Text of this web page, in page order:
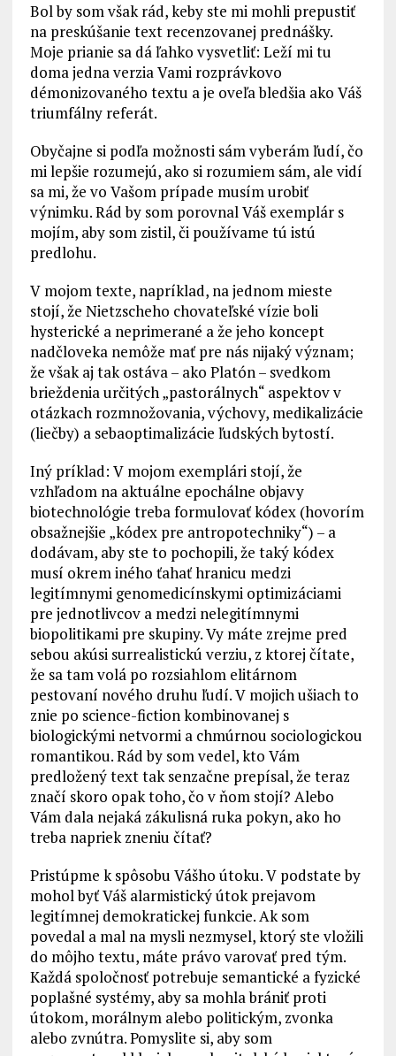
Bol by som však rád, keby ste mi mohli prepustiť
na preskúšanie text recenzovanej prednášky.
Moje prianie sa dá ľahko vysvetliť: Leží mi tu
doma jedna verzia Vami rozprávkovo
démonizovaného textu a je oveľa bledšia ako Váš
triumfálny referát.
Obyčajne si podľa možnosti sám vyberám ľudí, čo
mi lepšie rozumejú, ako si rozumiem sám, ale vidí
sa mi, že vo Vašom prípade musím urobiť
výnimku. Rád by som porovnal Váš exemplár s
mojím, aby som zistil, či používame tú istú
predlohu.
V mojom texte, napríklad, na jednom mieste
stojí, že Nietzscheho chovateľské vízie boli
hysterické a neprimerané a že jeho koncept
nadčloveka nemôže mať pre nás nijaký význam;
že však aj tak ostáva – ako Platón – svedkom
brieždenia určitých „pastorálnych“ aspektov v
otázkach rozmnožovania, výchovy, medikalizácie
(liečby) a sebaoptimalizácie ľudských bytostí.
Iný príklad: V mojom exemplári stojí, že
vzhľadom na aktuálne epochálne objavy
biotechnológie treba formulovať kódex (hovorím
obsažnejšie „kódex pre antropotechniky“) – a
dodávam, aby ste to pochopili, že taký kódex
musí okrem iného ťahať hranicu medzi
legitímnymi genomedicínskymi optimizáciami
pre jednotlivcov a medzi nelegitímnymi
biopolitikami pre skupiny. Vy máte zrejme pred
sebou akúsi surrealistickú verziu, z ktorej čítate,
že sa tam volá po rozsiahlom elitárnom
pestovaní nového druhu ľudí. V mojich ušiach to
znie po science-fiction kombinovanej s
biologickými netvormi a chmúrnou sociologickou
romantikou. Rád by som vedel, kto Vám
predložený text tak senzačne prepísal, že teraz
značí skoro opak toho, čo v ňom stojí? Alebo
Vám dala nejaká zákulisná ruka pokyn, ako ho
treba napriek zneniu čítať?
Pristúpme k spôsobu Vášho útoku. V podstate by
mohol byť Váš alarmistický útok prejavom
legitímnej demokratickej funkcie. Ak som
povedal a mal na mysli nezmysel, ktorý ste vložili
do môjho textu, máte právo varovať pred tým.
Každá spoločnosť potrebuje semantické a fyzické
poplašné systémy, aby sa mohla brániť proti
útokom, morálnym alebo politickým, zvonka
alebo zvnútra. Pomyslite si, aby som